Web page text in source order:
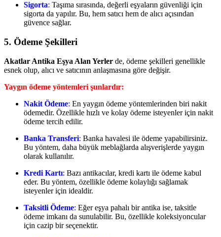
Sigorta: Taşıma sırasında, değerli eşyaların güvenliği için
sigorta da yapılır. Bu, hem satıcı hem de alıcı açısından
güvence sağlar.
5. Ödeme Şekilleri
Akatlar Antika Eşya Alan Yerler de, ödeme şekilleri genellikle
esnek olup, alıcı ve satıcının anlaşmasına göre değişir.
Yaygın ödeme yöntemleri şunlardır:
Nakit Ödeme: En yaygın ödeme yöntemlerinden biri nakit
ödemedir. Özellikle hızlı ve kolay ödeme isteyenler için nakit
ödeme tercih edilir.
Banka Transferi: Banka havalesi ile ödeme yapabilirsiniz.
Bu yöntem, daha büyük meblağlarda alışverişlerde yaygın
olarak kullanılır.
Kredi Kartı: Bazı antikacılar, kredi kartı ile ödeme kabul
eder. Bu yöntem, özellikle ödeme kolaylığı sağlamak
isteyenler için idealdir.
Taksitli Ödeme: Eğer eşya pahalı bir antika ise, taksitle
ödeme imkanı da sunulabilir. Bu, özellikle koleksiyoncular
için cazip bir seçenektir.